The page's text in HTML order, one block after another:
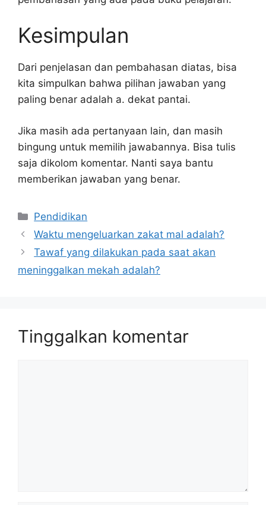
Kesimpulan
Dari penjelasan dan pembahasan diatas, bisa
kita simpulkan bahwa pilihan jawaban yang
paling benar adalah a. dekat pantai.
Jika masih ada pertanyaan lain, dan masih
bingung untuk memilih jawabannya. Bisa tulis
saja dikolom komentar. Nanti saya bantu
memberikan jawaban yang benar.
Kategori
Pendidikan
Waktu mengeluarkan zakat mal adalah?
Tawaf yang dilakukan pada saat akan
meninggalkan mekah adalah?
Tinggalkan komentar